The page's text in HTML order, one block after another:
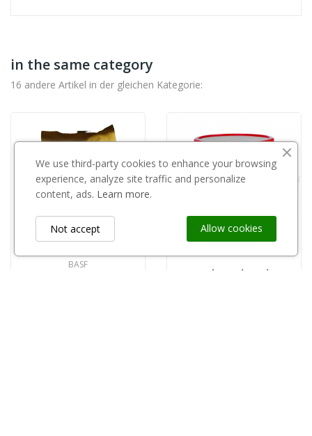
in the same category
16 andere Artikel in der gleichen Kategorie:
BASF
Dendromal 0,35kg
We use third-party cookies to enhance your browsing
experience, analyze site traffic and personalize
content, ads. Learn more.
Allow cookies
Not accept